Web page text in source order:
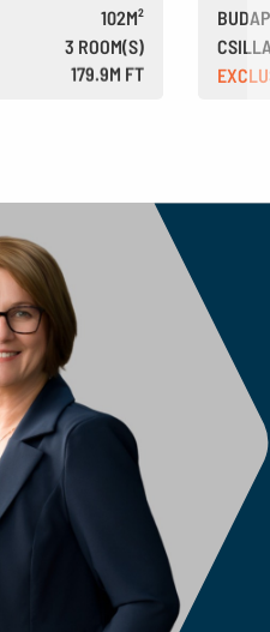
102M²
3 ROOM(S)
179.9M FT